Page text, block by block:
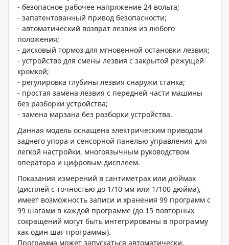
- безопасное рабочее напряжение 24 вольта;
- запатентованный привод безопасности;
- автоматический возврат лезвия из любого
положения;
- дисковый тормоз для мгновенной остановки лезвия;
- устройство для смены лезвия с закрытой режущей
кромкой;
- регулировка глубины лезвия снаружи станка;
- простая замена лезвия с передней части машины
без разборки устройства;
- замена марзана без разборки устройства.
Данная модель оснащена электрическим приводом
заднего упора и сенсорной панелью управления для
легкой настройки, многоязычным руководством
оператора и цифровым дисплеем.
Показания измерений в сантиметрах или дюймах
(дисплей с точностью до 1/10 мм или 1/100 дюйма),
имеет возможность записи и хранения 99 программ с
99 шагами в каждой программе (до 15 повторных
сокращений могут быть интегрированы в программу
как один шаг программы).
Программа может запускаться автоматически.